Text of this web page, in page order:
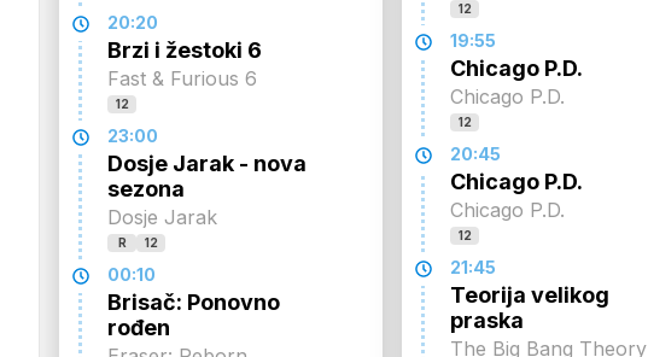
20:20
Brzi i žestoki 6
Fast & Furious 6
12
23:00
Dosje Jarak - nova
sezona
Dosje Jarak
R 12
00:10
Brisač: Ponovno
rođen
12
19:55
Chicago P.D.
Chicago P.D.
12
20:45
Chicago P.D.
Chicago P.D.
12
21:45
Teorija velikog
praska
The Big Bang Theory